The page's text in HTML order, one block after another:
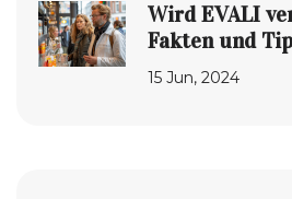
Wird EVALI
Fakten und
Dampfen
15 Jun, 2024